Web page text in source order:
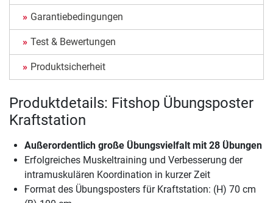
Garantiebedingungen
Test & Bewertungen
Produktsicherheit
Produktdetails: Fitshop Übungsposter
Kraftstation
Außerordentlich große Übungsvielfalt mit 28 Übungen
Erfolgreiches Muskeltraining und Verbesserung der
intramuskulären Koordination in kurzer Zeit
Format des Übungsposters für Kraftstation: (H) 70 cm